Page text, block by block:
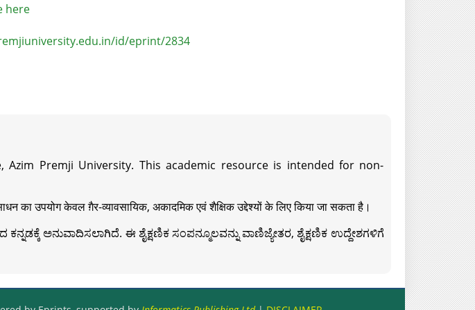
here
id/eprint/2834
Premji University. This academic resource is intended for non-
का उपयोग केवल ग़ैर-व्यावसायिक, अकादमिक एवं शैक्षिक उद्देश्यों के लिए किया जा सकता है।
ಅನುವಾದಿಸಲಾಗಿದೆ. ಈ ಶೈಕ್ಷಣಿಕ ಸಂಪನ್ಮೂಲವನ್ನು ವಾಣಿಜ್ಯೇತರ, ಶೈಕ್ಷಣಿಕ ಉದ್ದೇಶಗಳಿಗೆ